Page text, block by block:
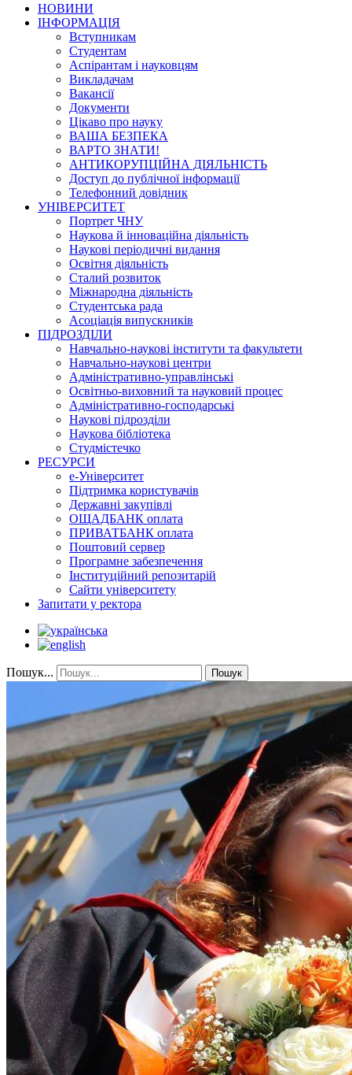
НОВИНИ
ІНФОРМАЦІЯ
Вступникам
Студентам
Аспірантам і науковцям
Викладачам
Вакансії
Документи
Цікаво про науку
ВАША БЕЗПЕКА
ВАРТО ЗНАТИ!
АНТИКОРУПЦІЙНА ДІЯЛЬНІСТЬ
Доступ до публічної інформації
Телефонний довідник
УНІВЕРСИТЕТ
Портрет ЧНУ
Наукова й інноваційна діяльність
Наукові періодичні видання
Освітня діяльність
Сталий розвиток
Міжнародна діяльність
Студентська рада
Асоціація випускників
ПІДРОЗДІЛИ
Навчально-наукові інститути та факультети
Навчально-наукові центри
Адміністративно-управлінські
Освітньо-виховний та науковий процес
Адміністративно-господарські
Наукові підрозділи
Наукова бібліотека
Студмістечко
РЕСУРСИ
е-Університет
Підтримка користувачів
Державні закупівлі
ОЩАДБАНК оплата
ПРИВАТБАНК оплата
Поштовий сервер
Програмне забезпечення
Інституційний репозитарій
Сайти університету
Запитати у ректора
Пошук... Пошук